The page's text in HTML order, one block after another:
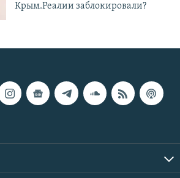
Крым.Реалии заблокировали?